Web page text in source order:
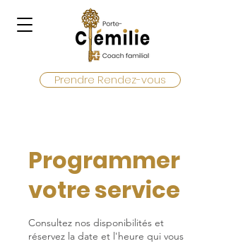
Prendre Rendez-vous
Programmer
votre service
Consultez nos disponibilités et
réservez la date et l'heure qui vous